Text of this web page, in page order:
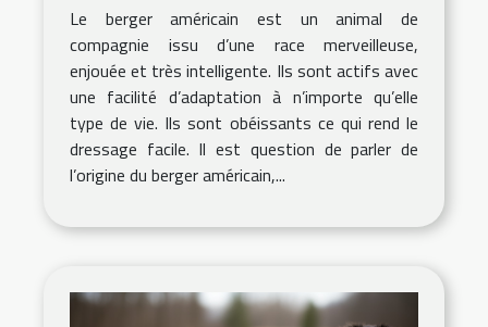
Le berger américain est un animal de
compagnie issu d’une race merveilleuse,
enjouée et très intelligente. Ils sont actifs avec
une facilité d’adaptation à n’importe qu’elle
type de vie. Ils sont obéissants ce qui rend le
dressage facile. Il est question de parler de
l’origine du berger américain,...